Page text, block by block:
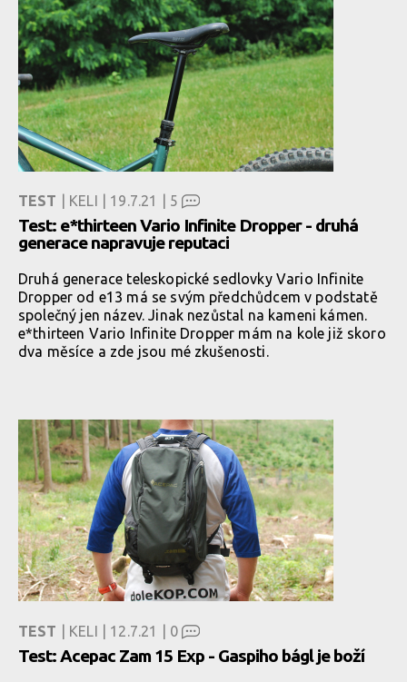
TEST | KELI | 19.7.21 | 5
Test: e*thirteen Vario Infinite Dropper - druhá
generace napravuje reputaci
Druhá generace teleskopické sedlovky Vario Infinite
Dropper od e13 má se svým předchůdcem v podstatě
společný jen název. Jinak nezůstal na kameni kámen.
e*thirteen Vario Infinite Dropper mám na kole již skoro
dva měsíce a zde jsou mé zkušenosti.
TEST | KELI | 12.7.21 | 0
Test: Acepac Zam 15 Exp - Gaspiho bágl je boží